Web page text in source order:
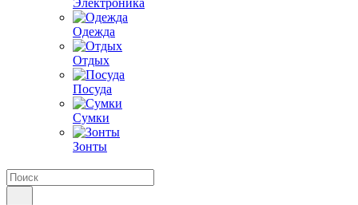
Электроника
Одежда
Отдых
Посуда
Сумки
Зонты